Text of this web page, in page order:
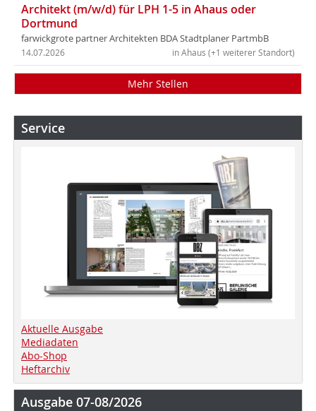
Architekt (m/w/d) für LPH 1-5 in Ahaus oder
Dortmund
farwickgrote partner Architekten BDA Stadtplaner PartmbB
in Ahaus (+1 weiterer Standort)
14.07.2026
Mehr Stellen
Service
Aktuelle Ausgabe
Mediadaten
Abo-Shop
Heftarchiv
Ausgabe 07-08/2026